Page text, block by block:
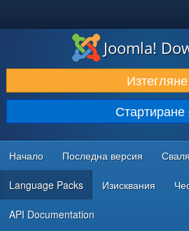
ИЗТЕГЛЯНЕ & РАЗШИРЯВАНЕ
ОТКРИВАЙТЕ & УЧЕТЕ
ОБЩНОСТ & ПОДДРЪЖКА
РЕСУРСИ ЗА РАЗРАБОТКА
Joomla!
Изтегляне
Стартиране
Начало Последна версия
Language Packs Изисквания
API Documentation